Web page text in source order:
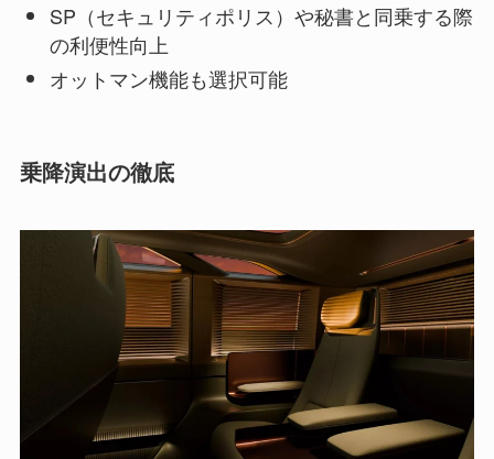
SP（セキュリティポリス）や秘書と同乗する際
の利便性向上
オットマン機能も選択可能
乗降演出の徹底